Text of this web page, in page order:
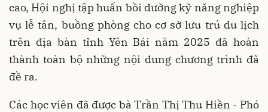
cao, Hội nghị tập huấn bồi dưỡng kỹ năng nghiệp
vụ lễ tân, buồng phòng cho cơ sở lưu trú du lịch
trên địa bàn tỉnh Yên Bái năm 2025 đã hoàn
thành toàn bộ những nội dung chương trình đã
đề ra.
Các học viên đã được bà Trần Thị Thu Hiền - Phó